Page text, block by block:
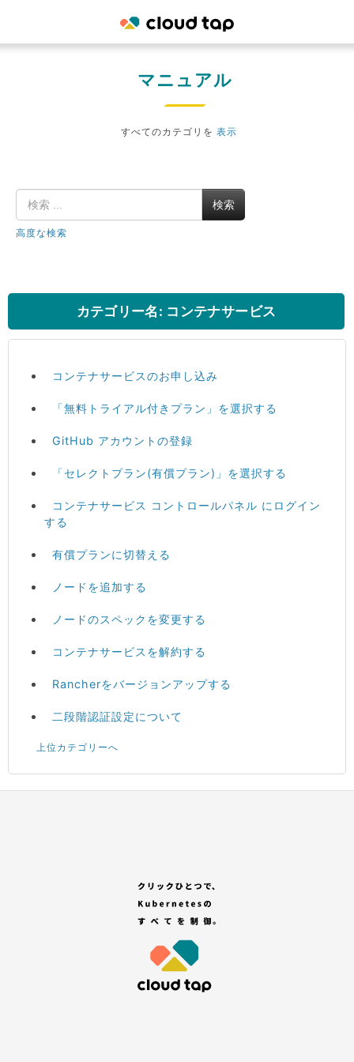
マニュアル
すべてのカテゴリを 表示
検索
高度な検索
カテゴリー名: コンテナサービス
コンテナサービスのお申し込み
「無料トライアル付きプラン」を選択する
GitHub アカウントの登録
「セレクトプラン(有償プラン)」を選択する
コンテナサービス コントロールパネル にログイン
する
有償プランに切替える
ノードを追加する
ノードのスペックを変更する
コンテナサービスを解約する
Rancherをバージョンアップする
二段階認証設定について
上位カテゴリーへ